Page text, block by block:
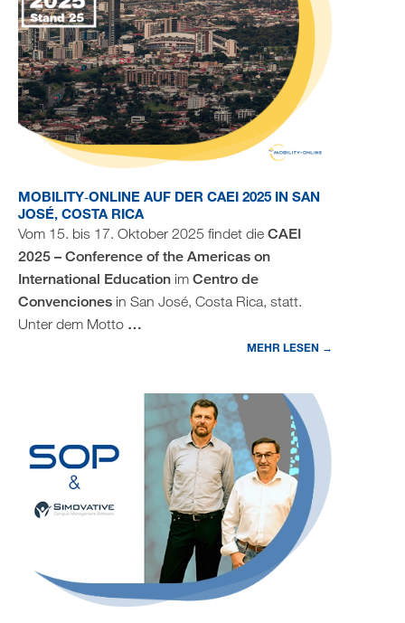
MOBILITY‑ONLINE AUF DER CAEI 2025 IN SAN
JOSÉ, COSTA RICA
Vom 15. bis 17. Oktober 2025 findet die CAEI
2025 – Conference of the Americas on
International Education im Centro de
Convenciones in San José, Costa Rica, statt.
Unter dem Motto …
MEHR LESEN →